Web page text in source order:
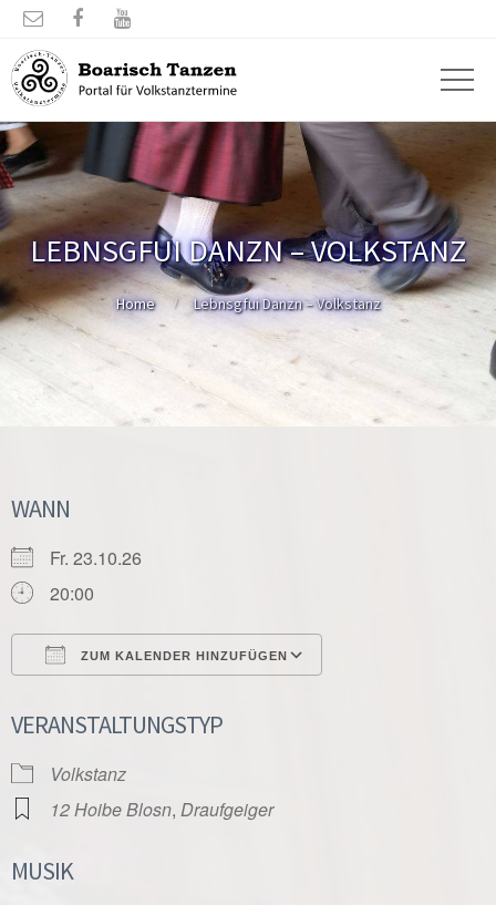
  
LEBNSGFUI DANZN – VOLKSTANZ
Home Lebnsgfui Danzn – Volkstanz
WANN
Fr. 23.10.26
20:00
ZUM KALENDER HINZUFÜGEN
VERANSTALTUNGSTYP
Volkstanz
12 Hoibe Blosn, Draufgeiger
MUSIK